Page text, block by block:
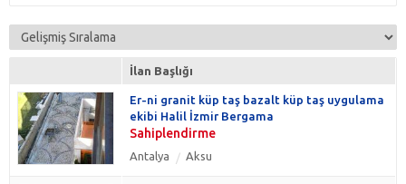
İlan Başlığı
Er-ni granit küp taş bazalt küp taş uygulama
ekibi Halil İzmir Bergama
Sahiplendirme
Antalya Aksu